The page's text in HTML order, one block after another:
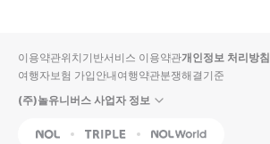
이용약관위치기반서비스 이용약관개인정보 처리방침
여행자보험 가입안내여행약관분쟁해결기준
(주)놀유니버스 사업자 정보
NOL Triple Interpark Global